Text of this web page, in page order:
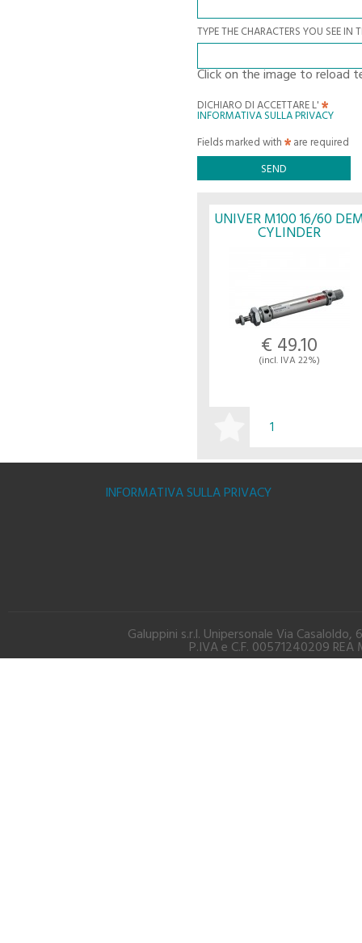
TYPE THE CHARACTERS YOU SEE IN
Click on the image to reload
DICHIARO DI ACCETTARE L'
INFORMATIVA SULLA PRIVACY
Fields marked with
are required
UNIVER M100 16/60
CYLINDER
€ 49.10
(incl. IVA 22%)
INFORMATIVA SULLA PRIVACY
Galuppini s.r.l. Unipersonale Via
P.IVA e C.F. 00571240209